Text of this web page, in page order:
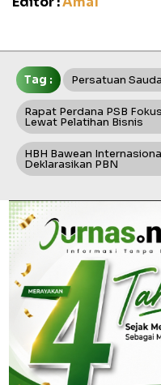
Tag : Persatuan
Rapat Perdana PSB
Lewat Pelatihan Bisnis
HBH Bawean
Deklarasikan PBN